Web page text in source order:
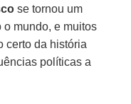
se tornou um
o mundo, e muitos
certo da história
políticas a